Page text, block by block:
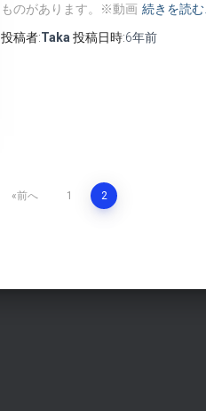
ものがあります。※動画 続きを読む…
投稿者:Taka 投稿日時:6年前
前へ 1 2